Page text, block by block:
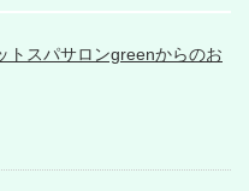
トスパサロンgreenからのお